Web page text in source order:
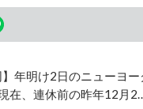
】年明け2日のニューヨ
在、連休前の昨年12月